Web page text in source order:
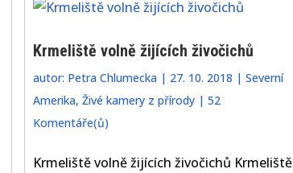
Krmeliště volně žijících živočichů
autor: Petra Chlumecka| 27. 10. 2018 | Severní
Amerika, Živé kamery z přírody| 52
Komentáře(ů)
Krmeliště volně žijících živočichů Krmeliště